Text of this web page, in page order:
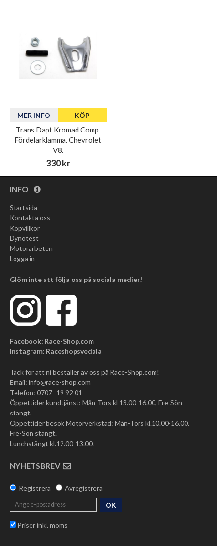
MER INFO KÖP
Trans Dapt Kromad Comp.
Fördelarklamma. Chevrolet
V8.
330 kr
INFO
Startsida
Kontakta oss
Köpvillkor
Dynotest
Motorarbeten
Logga in
Glöm inte att följa oss på sociala medier!
Facebook: Race-Shop.com
Instagram: Raceshopsvedala
Tack för att ni beställer av oss på Race-Shop.com!
Email: info@race-shop.com
Telefon: 0707- 19 92 01
Öppettider kundtjänst: Mån-Tors kl 13.00-16.00, Fre-Sön
stängt.
Öppettider besök Motorverkstad: Mån-Tors kl.10.00-16.00.
Fre-Sön stängt.
Lunchstängt kl.12.00-13.00.
NYHETSBREV
Registrera Avregistrera
OK
Priser inkl. moms